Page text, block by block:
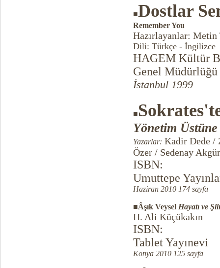
■Dostlar
Remember You
Hazırlayanlar: Metin
Dili: Türkçe - İngilizce
HAGEM Kültür
Genel Müdürlüğü
İstanbul 1999
■
Yönetim
Yazarlar: Kadir Dede /
Özer / Sedenay
ISBN:
Umuttepe
Haziran 2010 174 sayfa
■Âşık Veysel Hayatı ve
H. Ali Küçükakın
ISBN:
Tablet Yayınevi
Konya 2010 125 sayfa